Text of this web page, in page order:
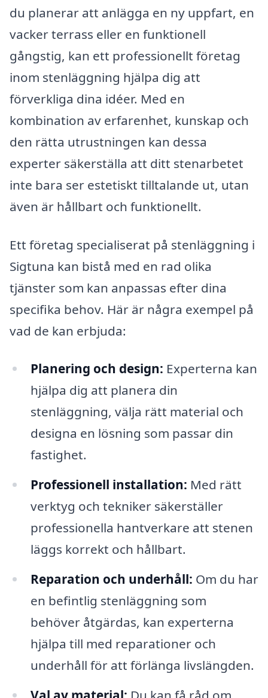
du planerar att anlägga en ny uppfart, en
vacker terrass eller en funktionell
gångstig, kan ett professionellt företag
inom stenläggning hjälpa dig att
förverkliga dina idéer. Med en
kombination av erfarenhet, kunskap och
den rätta utrustningen kan dessa
experter säkerställa att ditt stenarbetet
inte bara ser estetiskt tilltalande ut, utan
även är hållbart och funktionellt.
Ett företag specialiserat på stenläggning i
Sigtuna kan bistå med en rad olika
tjänster som kan anpassas efter dina
specifika behov. Här är några exempel på
vad de kan erbjuda:
Planering och design: Experterna kan
hjälpa dig att planera din
stenläggning, välja rätt material och
designa en lösning som passar din
fastighet.
Professionell installation: Med rätt
verktyg och tekniker säkerställer
professionella hantverkare att stenen
läggs korrekt och hållbart.
Reparation och underhåll: Om du har
en befintlig stenläggning som
behöver åtgärdas, kan experterna
hjälpa till med reparationer och
underhåll för att förlänga livslängden.